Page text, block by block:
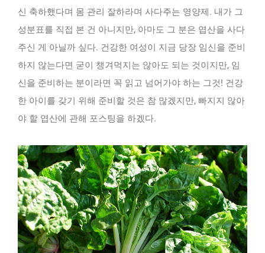
신 축하했다며 몸 관리 잘하라며 사다주는 영양제. 내가 그
성분표를 직접 본 건 아니지만, 아마도 그 분은 엽산을 사다
주신 게 아닐까 싶다. 건강한 여성이 지금 당장 임신을 준비
하지 않는다면 굳이 챙겨먹지는 않아도 되는 것이지만, 임
신을 준비하는 분이라면 꼭 읽고 넘어가야 하는 그것! 건강
한 아이를 갖기 위해 준비할 것은 참 많겠지만, 빠지지 않아
야 할 엽산에 관해 포스팅을 하겠다.